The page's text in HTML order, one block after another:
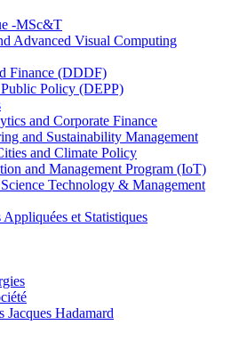
-MSc&T
Advanced Visual Computing
Finance (DDDF)
Policy (DEPP)
and Corporate Finance
and Sustainability Management
and Climate Policy
and Management Program (IoT)
Technology & Management
et Statistiques
Hadamard